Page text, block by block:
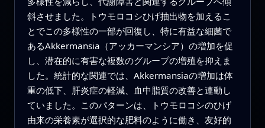
斜させました。トウモロコシひげ抽出物を加えるこ
とでこの多様性の一部が回復し、特に有益な細菌で
あるAkkermansia（アッカーマンシア）の増加を促
し、潜在的に有害な複数のグループの増殖を抑えま
した。統計的な関連では、Akkermansiaの増加は体
重の低下、肝炎症の軽減、血中脂質の改善と連動し
ていました。このパターンは、トウモロコシのひげ
由来の栄養素が選択的な肥料のように働き、友好的